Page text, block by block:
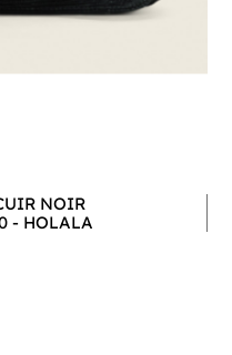
NOIR
- HOLALA